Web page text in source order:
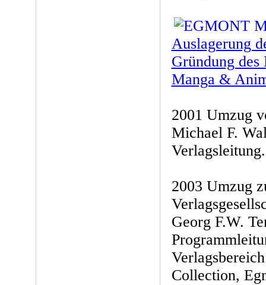
Auslagerung
Gründung des
Manga &
2001 Umzug
Michael F.
Verlagsleitung.
2003 Umzug
Georg F.W.
Collection,